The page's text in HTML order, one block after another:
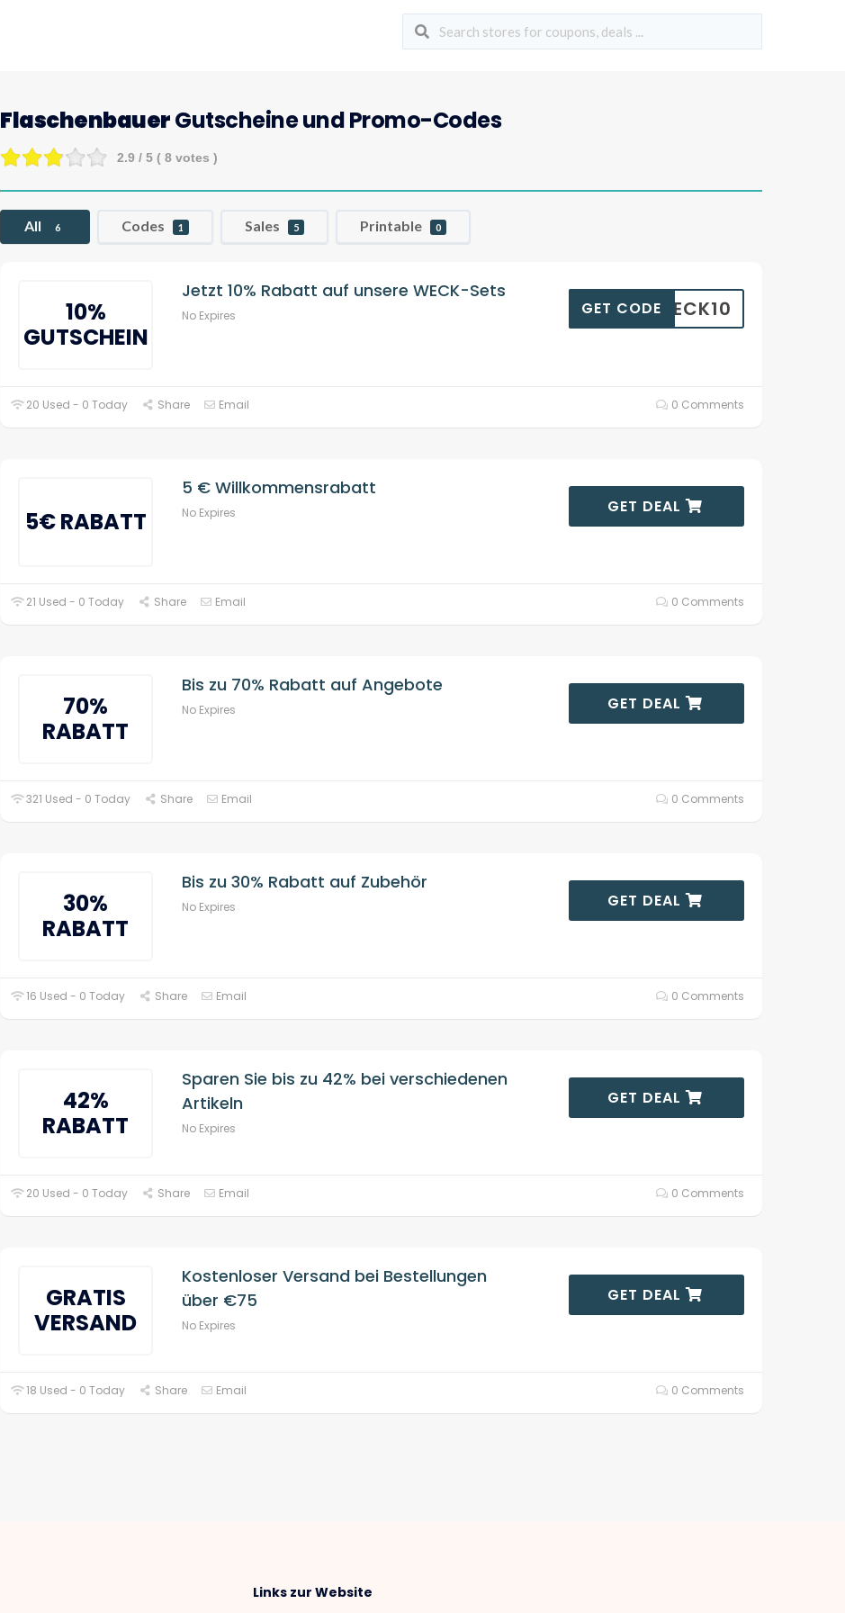
FlaschenbauerGutscheine und Promo-Codes
2.9 / 5 (8 votes )
All 6 Codes 1 Sales 5 Printable 0
10%
GUTSCHEIN
Jetzt 10% Rabatt auf unsere WECK-Sets
No Expires WECK10
GET CODE
20 Used - 0 Today Share Email 0 Comments
5€ RABATT
5 € Willkommensrabatt
No Expires GET DEAL
21 Used - 0 Today Share Email 0 Comments
70%
RABATT
Bis zu 70% Rabatt auf Angebote
No Expires GET DEAL
321 Used - 0 Today Share Email 0 Comments
30%
RABATT
Bis zu 30% Rabatt auf Zubehör
No Expires GET DEAL
16 Used - 0 Today Share Email 0 Comments
42%
RABATT
Sparen Sie bis zu 42% bei verschiedenen
Artikeln
No Expires
GET DEAL
20 Used - 0 Today Share Email 0 Comments
GRATIS
VERSAND
Kostenloser Versand bei Bestellungen
über €75
No Expires
GET DEAL
18 Used - 0 Today Share Email 0 Comments
Links zur Website